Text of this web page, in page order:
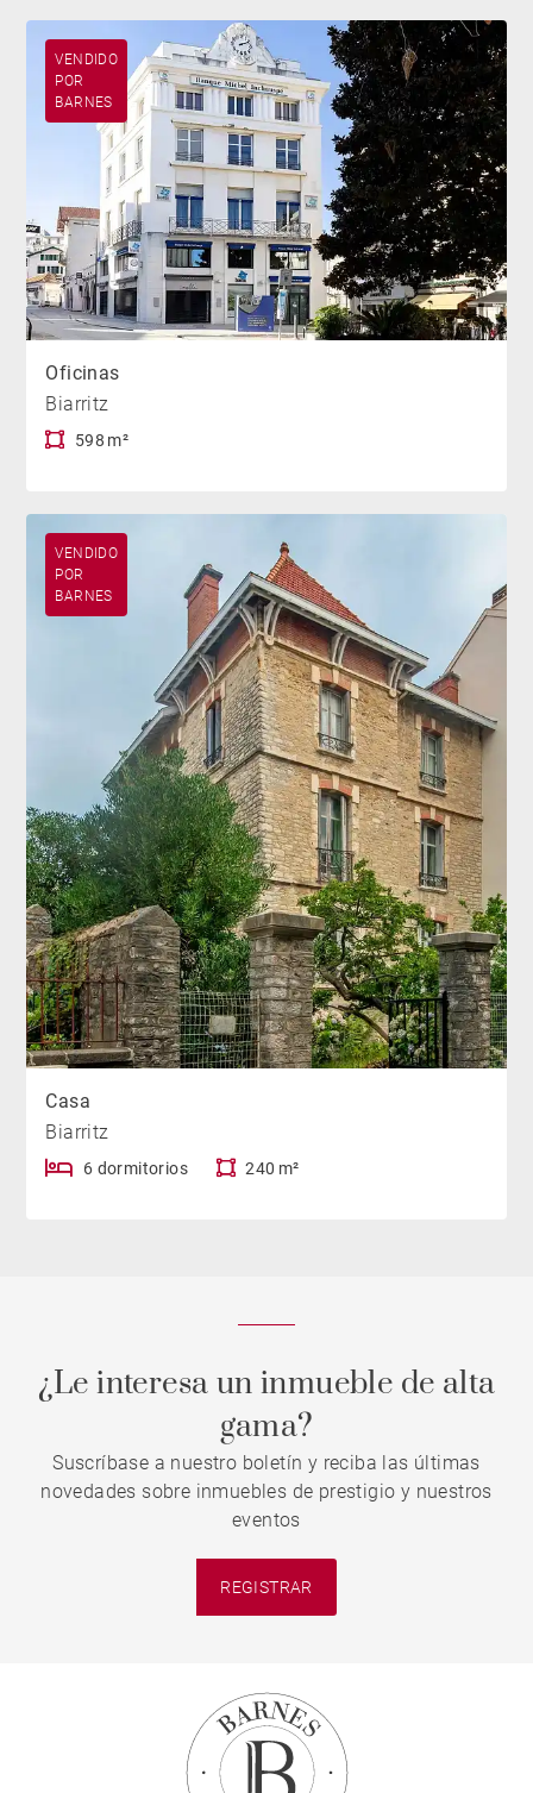
VENDIDO
POR
BARNES
Oficinas
Biarritz
598 m²
VENDIDO
POR
BARNES
Casa
Biarritz
6 dormitorios 240 m²
¿Le interesa un inmueble de alta
gama?
Suscríbase a nuestro boletín y reciba las últimas
novedades sobre inmuebles de prestigio y nuestros
eventos
REGISTRAR